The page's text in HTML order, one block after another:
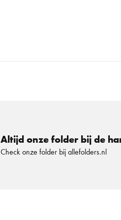
Altijd onze folder bij de
Check onze folder bij allefolders.nl